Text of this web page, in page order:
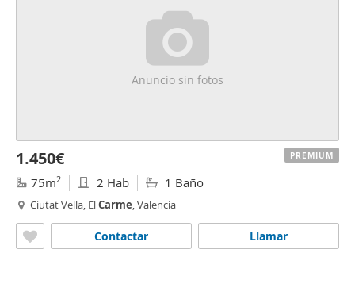
Anuncio sin fotos
1.450€
75m2 2 Hab 1 Baño
Ciutat Vella, ElCarme, Valencia
Llamar
Contactar
PREMIUM